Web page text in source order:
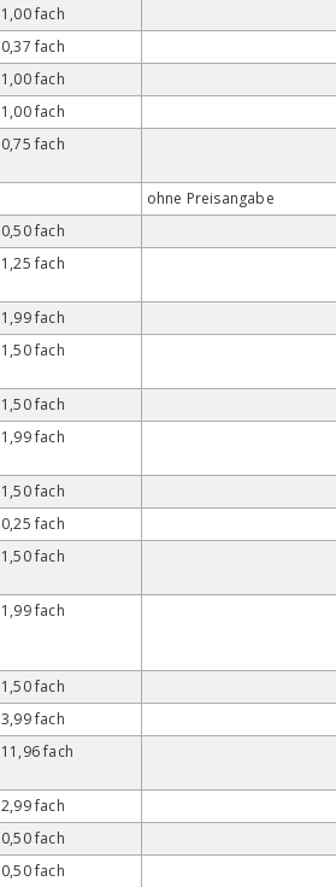
1,00 fach
0,37 fach
1,00 fach
1,00 fach
0,75 fach
ohne Preisangabe
0,50 fach
1,25 fach
1,99 fach
1,50 fach
1,50 fach
1,99 fach
1,50 fach
0,25 fach
1,50 fach
1,99 fach
1,50 fach
3,99 fach
11,96 fach
2,99 fach
0,50 fach
0,50 fach